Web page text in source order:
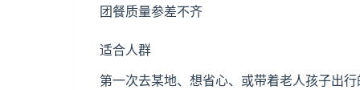
团餐质量参差不齐
适合人群
第一次去某地、想省心、或带着老人孩子出